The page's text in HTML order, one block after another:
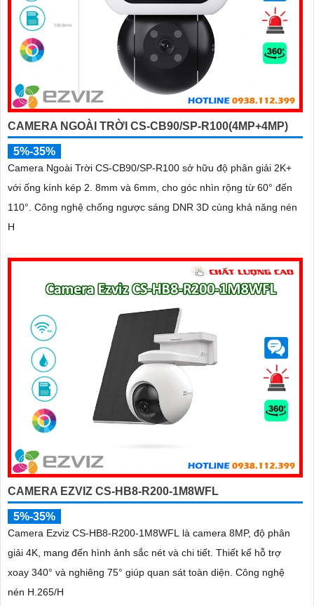
CAMERA NGOÀI TRỜI CS-CB90/SP-R100(4MP+4MP)
5%-35%
Camera Ngoài Trời CS-CB90/SP-R100 sở hữu độ phân giải 2K+
với ống kính kép 2. 8mm và 6mm, cho góc nhìn rộng từ 60° đến
110°. Công nghệ chống ngược sáng DNR 3D cùng khả năng nén
H
CAMERA EZVIZ CS-HB8-R200-1M8WFL
5%-35%
Camera Ezviz CS-HB8-R200-1M8WFL là camera 8MP, độ phân
giải 4K, mang đến hình ảnh sắc nét và chi tiết. Thiết kế hỗ trợ
xoay 340° và nghiêng 75° giúp quan sát toàn diện. Công nghệ
nén H.265/H